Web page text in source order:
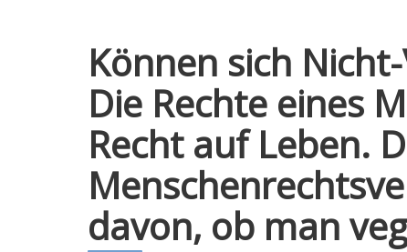
Können sich
Die Rechte eines
Recht auf Leben.
davon, ob man